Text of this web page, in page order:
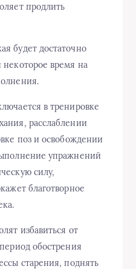
продлить
будет достаточно
время на
в тренировке
расслаблении
поз и освобождении
упражнений
силу,
благотворное
избавиться от
обострения
старения, поднять